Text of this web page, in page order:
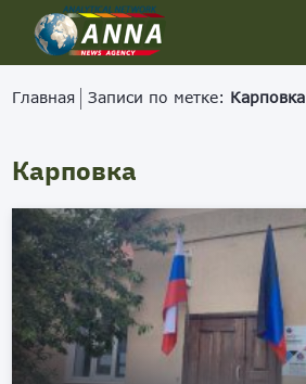
Главная Записи по метке: Карповка
Карповка